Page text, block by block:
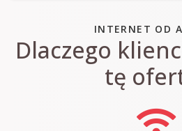
INTERNET OD
Dlaczego
tę